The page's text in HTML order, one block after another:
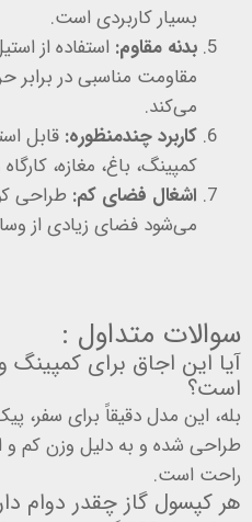
بسیار کاربردی است.
بدنه مقاوم: استفاده از
مقاومت مناسبی در برابر
می‌کند.
کاربرد چندمنظوره: قابل
کمپینگ، باغ، مغازه،
اشغال فضای کم: طراحی
می‌شود فضای زیادی از
سوالات متداول :
آیا این اجاق برای
است؟
بله، این مدل دقیقاً برای سفر،
طراحی شده و به دلیل وزن کم و
راحت است.
هر کپسول گاز چقدر دوام